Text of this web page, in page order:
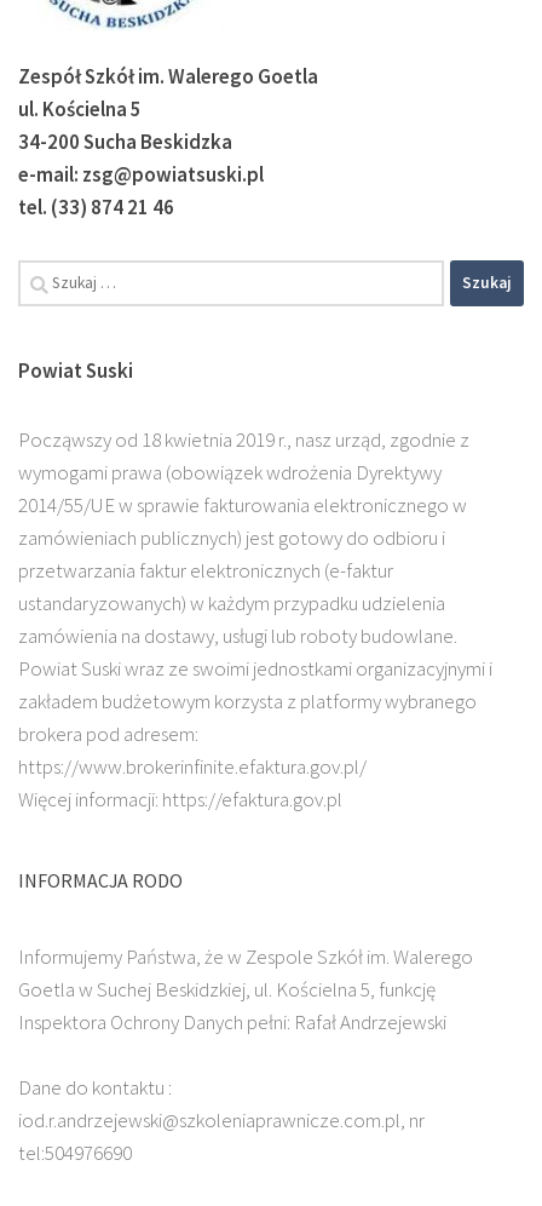
Zespół Szkół im. Walerego Goetla
ul. Kościelna 5
34-200 Sucha Beskidzka
e-mail: zsg@powiatsuski.pl
tel. (33) 874 21 46
Szukaj:
Powiat Suski
Począwszy od 18 kwietnia 2019 r., nasz urząd, zgodnie z
wymogami prawa (obowiązek wdrożenia Dyrektywy
2014/55/UE w sprawie fakturowania elektronicznego w
zamówieniach publicznych) jest gotowy do odbioru i
przetwarzania faktur elektronicznych (e-faktur
ustandaryzowanych) w każdym przypadku udzielenia
zamówienia na dostawy, usługi lub roboty budowlane.
Powiat Suski wraz ze swoimi jednostkami organizacyjnymi i
zakładem budżetowym korzysta z platformy wybranego
brokera pod adresem:
https://www.brokerinfinite.efaktura.gov.pl/
Więcej informacji: https://efaktura.gov.pl
INFORMACJA RODO
Informujemy Państwa, że w Zespole Szkół im. Walerego
Goetla w Suchej Beskidzkiej, ul. Kościelna 5, funkcję
Inspektora Ochrony Danych pełni: Rafał Andrzejewski
Dane do kontaktu :
iod.r.andrzejewski@szkoleniaprawnicze.com.pl, nr
tel:504976690